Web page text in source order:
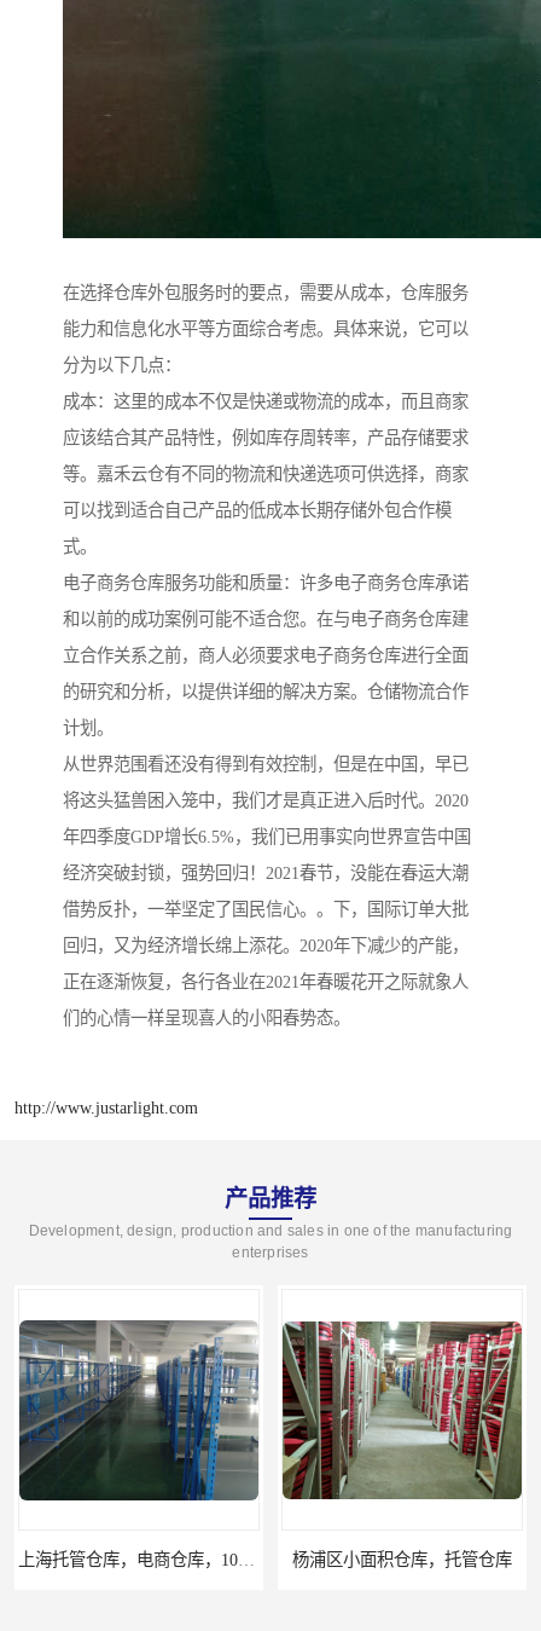
在选择仓库外包服务时的要点，需要从成本，仓库服务
能力和信息化水平等方面综合考虑。具体来说，它可以
分为以下几点：
成本：这里的成本不仅是快递或物流的成本，而且商家
应该结合其产品特性，例如库存周转率，产品存储要求
等。嘉禾云仓有不同的物流和快递选项可供选择，商家
可以找到适合自己产品的低成本长期存储外包合作模
式。
电子商务仓库服务功能和质量：许多电子商务仓库承诺
和以前的成功案例可能不适合您。在与电子商务仓库建
立合作关系之前，商人必须要求电子商务仓库进行全面
的研究和分析，以提供详细的解决方案。仓储物流合作
计划。
从世界范围看还没有得到有效控制，但是在中国，早已
将这头猛兽困入笼中，我们才是真正进入后时代。2020
年四季度GDP增长6.5%，我们已用事实向世界宣告中国
经济突破封锁，强势回归！2021春节，没能在春运大潮
借势反扑，一举坚定了国民信心。。下，国际订单大批
回归，又为经济增长绵上添花。2020年下减少的产能，
正在逐渐恢复，各行各业在2021年春暖花开之际就象人
们的心情一样呈现喜人的小阳春势态。
http://www.justarlight.com
产品推荐
Development, design, production and sales in one of the manufacturing
enterprises
上海托管仓库，电商仓库，10平起租 杨浦区小面积仓库，托管仓库